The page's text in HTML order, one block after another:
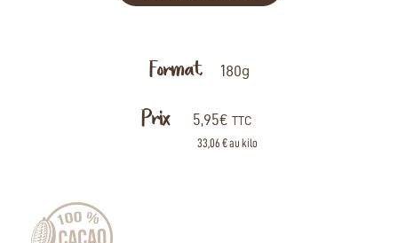
Format 180g
Prix 5,95€ TTC
33,06 € au kilo